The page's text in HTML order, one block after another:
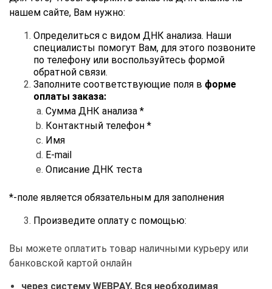
нашем сайте, Вам нужно:
Определиться с видом ДНК анализа. Наши
специалисты помогут Вам, для этого позвоните
по телефону или воспользуйтесь формой
обратной связи.
Заполните соответствующие поля в форме
оплаты заказа:
Сумма ДНК анализа *
Контактный телефон *
Имя
E-mail
Описание ДНК теста
*-поле является обязательным для заполнения
Произведите оплату с помощью:
Вы можете оплатить товар наличными курьеру или
банковской картой онлайн
через систему WEBPAY. Вся необходимая